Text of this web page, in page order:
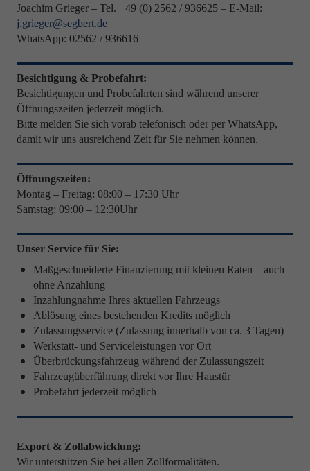
Joachim Grieger – Tel. +49 (0) 2562 / 936625 – E-Mail:
j.grieger@segbert.de
WhatsApp: 02562 / 936616
Besichtigung & Probefahrt:
Besichtigungen und Probefahrten sind während unserer
Öffnungszeiten jederzeit möglich.
Bitte melden Sie sich vorab telefonisch oder per WhatsApp,
damit wir uns ausreichend Zeit für Sie nehmen können.
Öffnungszeiten:
Montag – Freitag: 08:00 – 17:30 Uhr
Samstag: 09:00 – 12:30Uhr
Unser Service für Sie:
Maßgeschneiderte Finanzierung mit kleinen Raten – auch
ohne Anzahlung
Inzahlungnahme Ihres aktuellen Fahrzeugs
Ablösung eines bestehenden Kredits möglich
Zulassungsservice (Zulassung innerhalb von ca. 3 Tagen)
Werkstatt- und Serviceleistungen vor Ort
Überbrückungsfahrzeug während der Zulassungszeit
Fahrzeugüberführung direkt vor Ihre Haustür
Probefahrt jederzeit möglich
Export & Zollabwicklung:
Wir unterstützen Sie bei allen Zollformalitäten.